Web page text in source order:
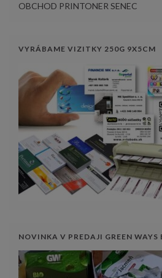
OBCHOD PRINTONER SENEC
VYRÁBAME VIZITKY 250G 9X5CM
NOVINKA V PREDAJI GREEN WAYS